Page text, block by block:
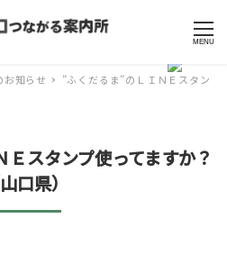
MENU
お知らせ
”ふくだるま”のＬＩＮＥスタン
スタンプ使ってますか？
山口県）